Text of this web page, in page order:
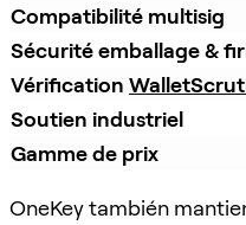
Compatibilité multisig
Sécurité emballage &
Vérification
Soutien industriel
Gamme de prix
OneKey también